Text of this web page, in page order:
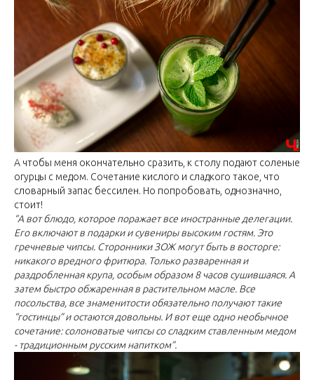
А чтобы меня окончательно сразить, к столу подают соленые
огурцы с медом. Сочетание кислого и сладкого такое, что
словарный запас бессилен. Но попробовать, однозначно,
стоит!
“А вот блюдо, которое поражает все иностранные делегации.
Его включают в подарки и сувениры высоким гостям. Это
гречневые чипсы. Сторонники ЗОЖ могут быть в восторге:
никакого вредного фритюра. Только разваренная и
раздробленная крупа, особым образом 8 часов сушившаяся. А
затем быстро обжаренная в растительном масле. Все
посольства, все знаменитости обязательно получают такие
“гостинцы” и остаются довольны. И вот еще одно необычное
сочетание: солоноватые чипсы со сладким ставленным медом
- традиционным русским напитком”.